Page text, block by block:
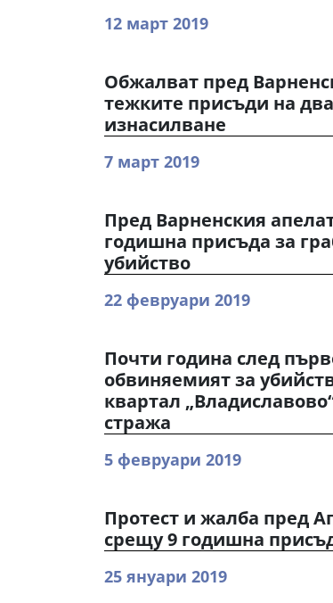
12 март 2019
Обжалват пред
тежките присъди на
изнасилване
7 март 2019
Пред Варненския
годишна присъда за
убийство
22 февруари 2019
Почти година след
обвиняемият за
квартал
стража
5 февруари 2019
Протест и жалба пред
срещу 9 годишна
25 януари 2019